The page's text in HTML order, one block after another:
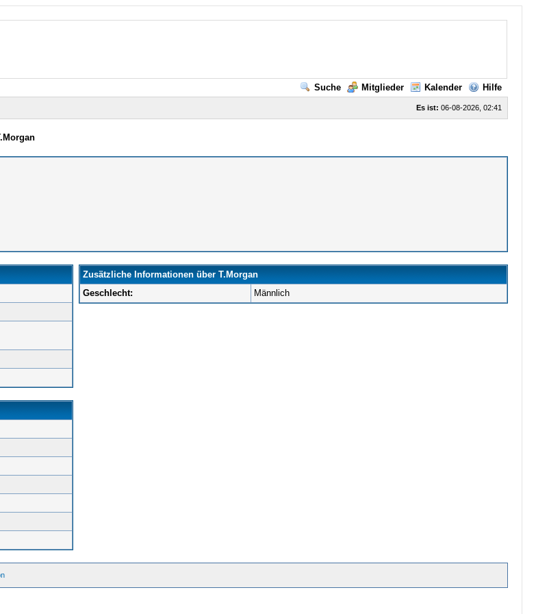
Suche Mitglieder Kalender Hilfe
Es ist: 06-08-2026, 02:41
Zusätzliche Informationen über T.Morgan
Geschlecht:
Männlich